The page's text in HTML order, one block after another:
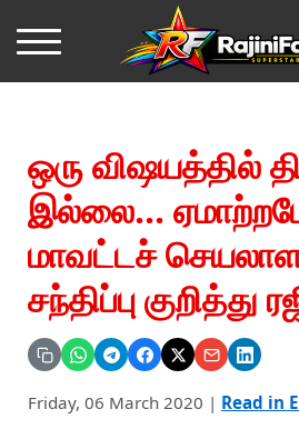
ஒரு விஷயத்தில்
இல்லை...
மாவட்டச்
சந்திப்பு குறித்து
Friday, 06 March 2020 | Read in